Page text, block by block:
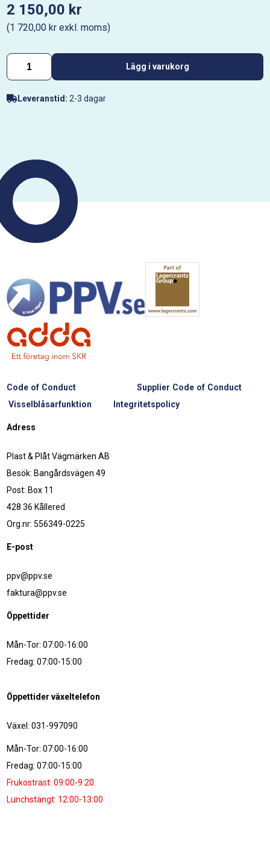
2 150,00 kr
(1 720,00 kr exkl. moms)
Lägg i varukorg
Leveranstid: 2-3 dagar
Code of Conduct
Supplier Code of Conduct
Visselblåsarfunktion
Integritetspolicy
Adress
Plast & Plåt Vägmärken AB
Besök: Bangårdsvägen 49
Post: Box 11
428 36 Kållered
Org.nr: 556349-0225
E-post
ppv@ppv.se
faktura@ppv.se
Öppettider
Mån-Tor: 07:00-16:00
Fredag: 07:00-15:00
Öppettider växeltelefon
Växel: 031-997090
Mån-Tor: 07:00-16:00
Fredag: 07:00-15:00
Frukostrast: 09:00-9:20
Lunchstängt: 12:00-13:00